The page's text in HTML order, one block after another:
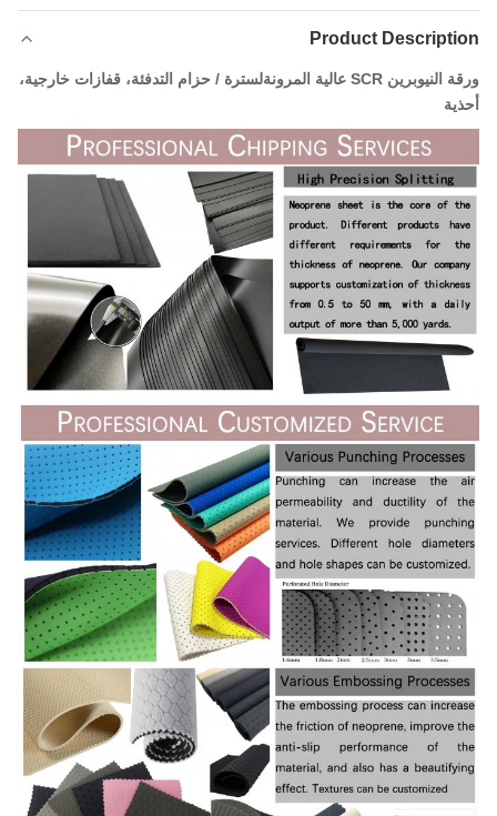
Product Description
ورقة النيوبرين SCR عالية المرونة لسترة / حزام التدفئة، قفازات خارجية،
أحذية